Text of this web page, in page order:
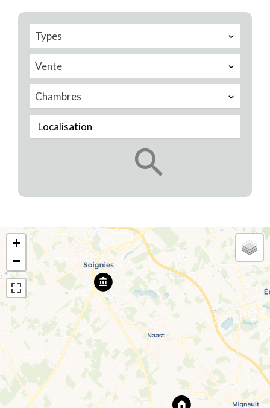
Types
Vente
Chambres
Localisation
+
−